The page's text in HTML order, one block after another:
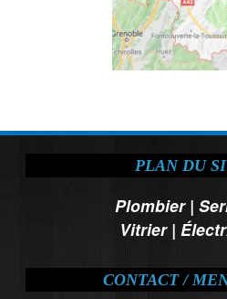
PLAN DU
Plombier|
Vitrier|
CONTACT /